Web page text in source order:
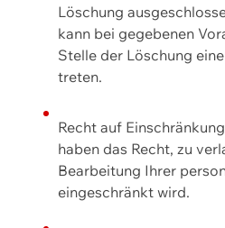
Löschung
kann bei gegebenen
Stelle der Löschung
treten.
Recht auf
haben das Recht, zu
Bearbeitung Ihrer
eingeschränkt wird.